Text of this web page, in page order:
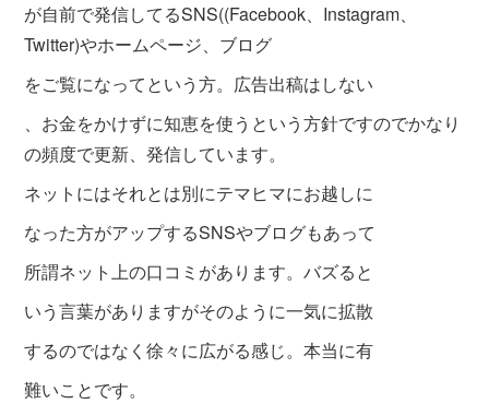
が自前で発信してるSNS((Facebook、Instagram、
Twitter)やホームページ、ブログ
をご覧になってという方。広告出稿はしない
、お金をかけずに知恵を使うという方針ですのでかなり
の頻度で更新、発信しています。
ネットにはそれとは別にテマヒマにお越しに
なった方がアップするSNSやブログもあって
所謂ネット上の口コミがあります。バズると
いう言葉がありますがそのように一気に拡散
するのではなく徐々に広がる感じ。本当に有
難いことです。